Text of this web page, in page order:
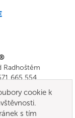
Radhoštěm
665 554
cookie k
s tím